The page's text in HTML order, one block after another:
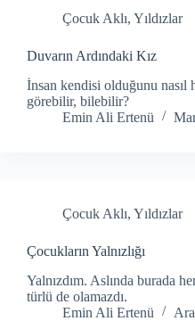
Çocuk Aklı, Yıldızlar
Duvarın Ardındaki Kız
İnsan kendisi olduğunu nasıl
görebilir, bilebilir?
Emin Ali Ertenü
Çocuk Aklı, Yıldızlar
Çocukların Yalnızlığı
Yalnızdım. Aslında burada
türlü de olamazdı.
Emin Ali Ertenü